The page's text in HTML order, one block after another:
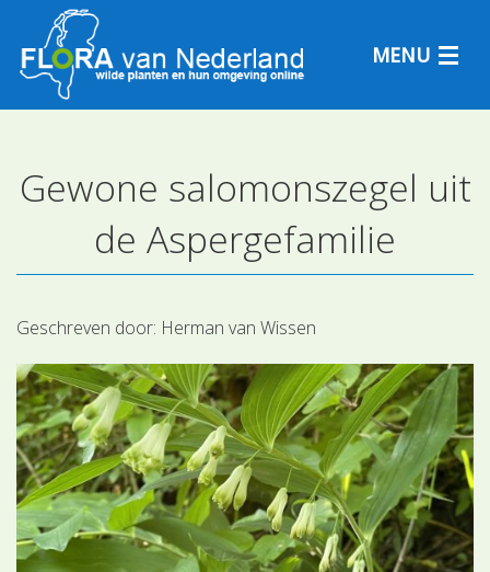
MENU
Plantensoorten
Plantengemeenschappen
Determineren
Gewone salomonszegel uit
de Aspergefamilie
Geschreven door: Herman van Wissen